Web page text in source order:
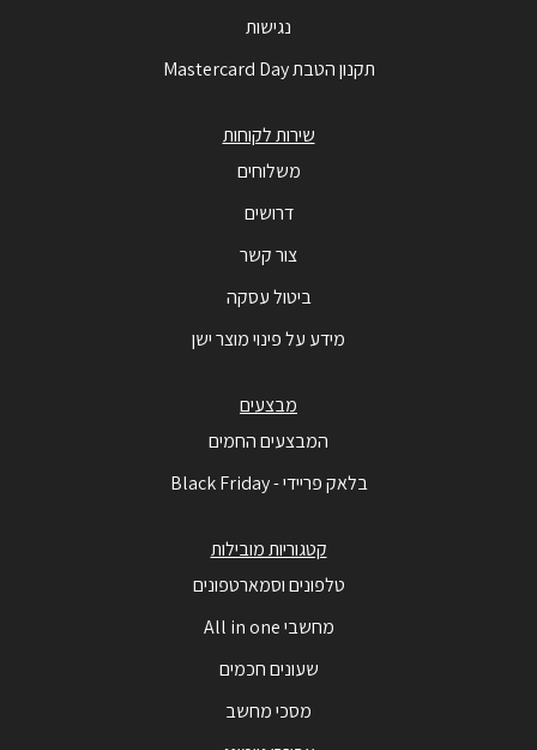
נגישות
תקנון הטבת Mastercard Day
שירות לקוחות
משלוחים
דרושים
צור קשר
ביטול עסקה
מידע על פינוי מוצר ישן
מבצעים
המבצעים החמים
בלאק פריידי - Black Friday
קטגוריות מובילות
טלפונים וסמארטפונים
מחשבי All in one
שעונים חכמים
מסכי מחשב